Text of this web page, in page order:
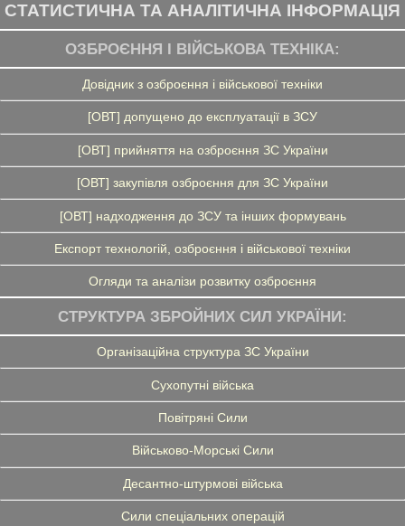
СТАТИСТИЧНА ТА АНАЛІТИЧНА ІНФОРМАЦІЯ
ОЗБРОЄННЯ І ВІЙСЬКОВА ТЕХНІКА:
Довідник з озброєння і військової техніки
[ОВТ] допущено до експлуатації в ЗСУ
[ОВТ] прийняття на озброєння ЗС України
[ОВТ] закупівля озброєння для ЗС України
[ОВТ] надходження до ЗСУ та інших формувань
Експорт технологій, озброєння і військової техніки
Огляди та аналізи розвитку озброєння
СТРУКТУРА ЗБРОЙНИХ СИЛ УКРАЇНИ:
Організаційна структура ЗС України
Сухопутні війська
Повітряні Сили
Військово-Морські Сили
Десантно-штурмові війська
Сили спеціальних операцій